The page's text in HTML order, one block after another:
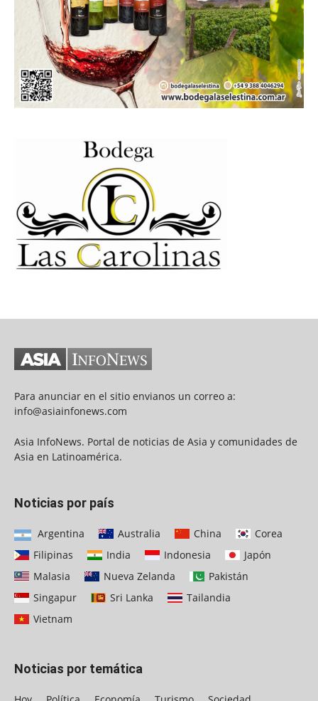
Para anunciar en el sitio envianos un correo a:
info@asiainfonews.com
Asia InfoNews. Portal de noticias de Asia y comunidades de
Asia en Latinoamérica.
Noticias por país
Argentina Australia China
Corea
Filipinas
India Indonesia
Japón
Malasia
Nueva Zelanda
Pakistán
Singapur
Sri Lanka
Tailandia
Vietnam
Noticias por temática